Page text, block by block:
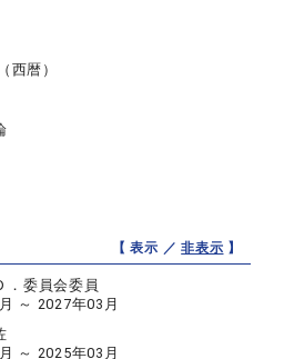
西暦）
【 表示 ／非表示 】
．委員会委員
～ 2027年03月
～ 2025年03月